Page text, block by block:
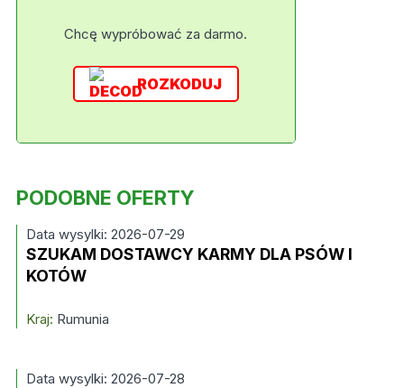
Chcę wypróbować za darmo.
ROZKODUJ
PODOBNE OFERTY
Data wysylki: 2026-07-29
SZUKAM DOSTAWCY KARMY DLA PSÓW I
KOTÓW
Kraj: Rumunia
Data wysylki: 2026-07-28